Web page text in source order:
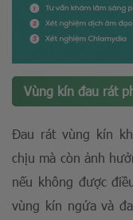
Vùng kín đau rát
Đau rát vùng kín
chịu mà còn ảnh
nếu không được
vùng kín ngứa và